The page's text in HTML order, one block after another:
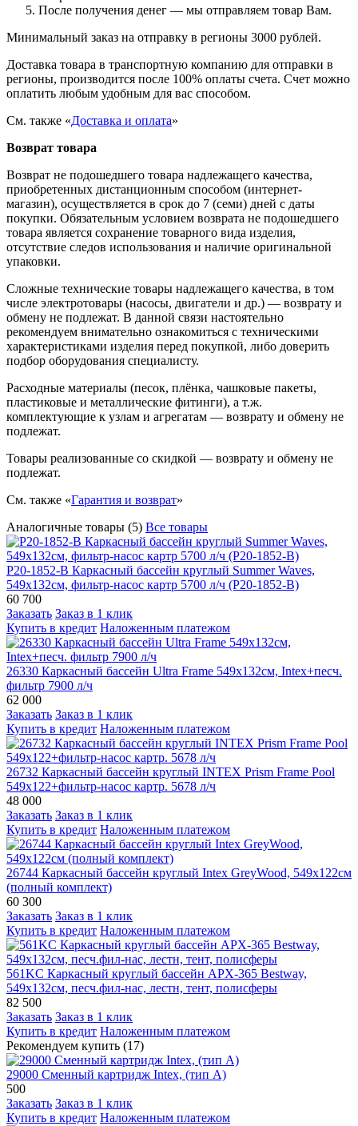
После получения денег — мы отправляем товар Вам.
Минимальный заказ на отправку в регионы 3000 рублей.
Доставка товара в транспортную компанию для отправки в
регионы, производится после 100% оплаты счета. Счет можно
оплатить любым удобным для вас способом.
См. также «Доставка и оплата»
Возврат товара
Возврат не подошедшего товара надлежащего качества,
приобретенных дистанционным способом (интернет-
магазин), осуществляется в срок до 7 (семи) дней с даты
покупки. Обязательным условием возврата не подошедшего
товара является сохранение товарного вида изделия,
отсутствие следов использования и наличие оригинальной
упаковки.
Сложные технические товары надлежащего качества, в том
числе электротовары (насосы, двигатели и др.) — возврату и
обмену не подлежат. В данной связи настоятельно
рекомендуем внимательно ознакомиться с техническими
характеристиками изделия перед покупкой, либо доверить
подбор оборудования специалисту.
Расходные материалы (песок, плёнка, чашковые пакеты,
пластиковые и металлические фитинги), а т.ж.
комплектующие к узлам и агрегатам — возврату и обмену не
подлежат.
Товары реализованные со скидкой — возврату и обмену не
подлежат.
См. также «Гарантия и возврат»
Аналогичные товары (5) Все товары
P20-1852-B Каркасный бассейн круглый Summer Waves,
549х132см, фильтр-насос картр 5700 л/ч (P20-1852-B)
60 700
Заказать Заказ в 1 клик
Купить в кредит Наложенным платежом
26330 Каркасный бассейн Ultra Frame 549х132см, Intex+песч.
фильтр 7900 л/ч
62 000
Заказать Заказ в 1 клик
Купить в кредит Наложенным платежом
26732 Каркасный бассейн круглый INTEX Prism Frame Pool
549х122+фильтр-насос картр. 5678 л/ч
48 000
Заказать Заказ в 1 клик
Купить в кредит Наложенным платежом
26744 Каркасный бассейн круглый Intex GreyWood, 549х122см
(полный комплект)
60 300
Заказать Заказ в 1 клик
Купить в кредит Наложенным платежом
561KC Каркасный круглый бассейн APX-365 Bestway,
549х132см, песч.фил-нас, лестн, тент, полисферы
82 500
Заказать Заказ в 1 клик
Купить в кредит Наложенным платежом
Рекомендуем купить (17)
29000 Сменный картридж Intex, (тип А)
500
Заказать Заказ в 1 клик
Купить в кредит Наложенным платежом